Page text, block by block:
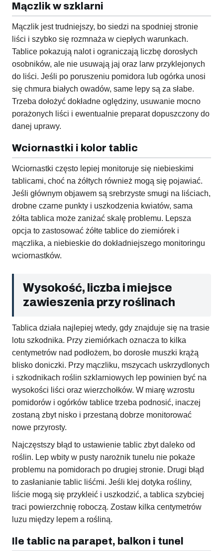
Mączlik w szklarni
Mączlik jest trudniejszy, bo siedzi na spodniej stronie
liści i szybko się rozmnaża w ciepłych warunkach.
Tablice pokazują nalot i ograniczają liczbę dorosłych
osobników, ale nie usuwają jaj oraz larw przyklejonych
do liści. Jeśli po poruszeniu pomidora lub ogórka unosi
się chmura białych owadów, same lepy są za słabe.
Trzeba dołożyć dokładne oględziny, usuwanie mocno
porażonych liści i ewentualnie preparat dopuszczony do
danej uprawy.
Wciornastki i kolor tablic
Wciornastki często lepiej monitoruje się niebieskimi
tablicami, choć na żółtych również mogą się pojawiać.
Jeśli głównym objawem są srebrzyste smugi na liściach,
drobne czarne punkty i uszkodzenia kwiatów, sama
żółta tablica może zaniżać skalę problemu. Lepsza
opcja to zastosować żółte tablice do ziemiórek i
mączlika, a niebieskie do dokładniejszego monitoringu
wciornastków.
Wysokość, liczba i miejsce
zawieszenia przy roślinach
Tablica działa najlepiej wtedy, gdy znajduje się na trasie
lotu szkodnika. Przy ziemiórkach oznacza to kilka
centymetrów nad podłożem, bo dorosłe muszki krążą
blisko doniczki. Przy mączliku, mszycach uskrzydlonych
i szkodnikach roślin szklarniowych lep powinien być na
wysokości liści oraz wierzchołków. W miarę wzrostu
pomidorów i ogórków tablice trzeba podnosić, inaczej
zostaną zbyt nisko i przestaną dobrze monitorować
nowe przyrosty.
Najczęstszy błąd to ustawienie tablic zbyt daleko od
roślin. Lep wbity w pusty narożnik tunelu nie pokaże
problemu na pomidorach po drugiej stronie. Drugi błąd
to zasłanianie tablic liśćmi. Jeśli klej dotyka rośliny,
liście mogą się przykleić i uszkodzić, a tablica szybciej
traci powierzchnię roboczą. Zostaw kilka centymetrów
luzu między lepem a rośliną.
Ile tablic na parapet, balkon i tunel